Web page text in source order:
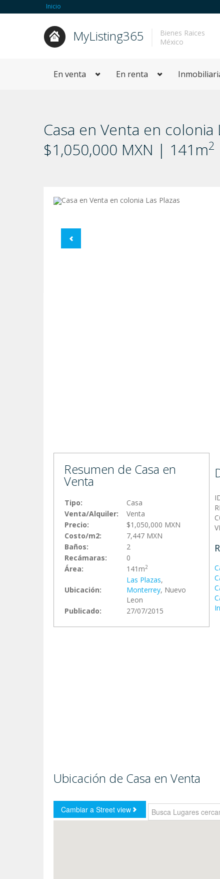
Inicio
MyListing365
Bienes Raices
México
En venta En renta
Casa en Venta en
$1,050,000 MXN | 141m2
Resumen de Casa en
Venta
Tipo:
Casa
Venta/Alquiler:
Venta
Precio:
$1,050,000 MXN
Costo/m2:
7,447 MXN
Baños:
2
Recámaras:
0
Área:
141m2
Ubicación:
Las Plazas,
Monterrey, Nuevo
Leon
Publicado:
27/07/2015
Ubicación de Casa en Venta